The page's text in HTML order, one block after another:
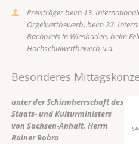
Preisträger beim 13.
Orgelwettbewerb, beim 22.
Bachpreis in Wiesbaden, beim
Hochschulwettbewerb u.a.
Besonderes
unter der Schirmherrschaft des
Staats- und Kulturministers
von Sachsen-Anhalt, Herrn
Rainer Robra